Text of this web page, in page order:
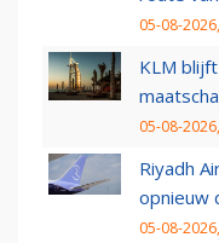
05-08-
KLM
05-08-
Riyadh
opnieuw
05-08-